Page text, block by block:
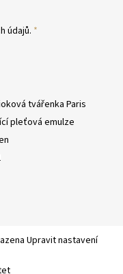
údajů.
tvářenka Paris
pleťová emulze
Upravit nastavení